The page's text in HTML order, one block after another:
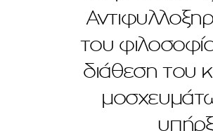
του
διάθεση του